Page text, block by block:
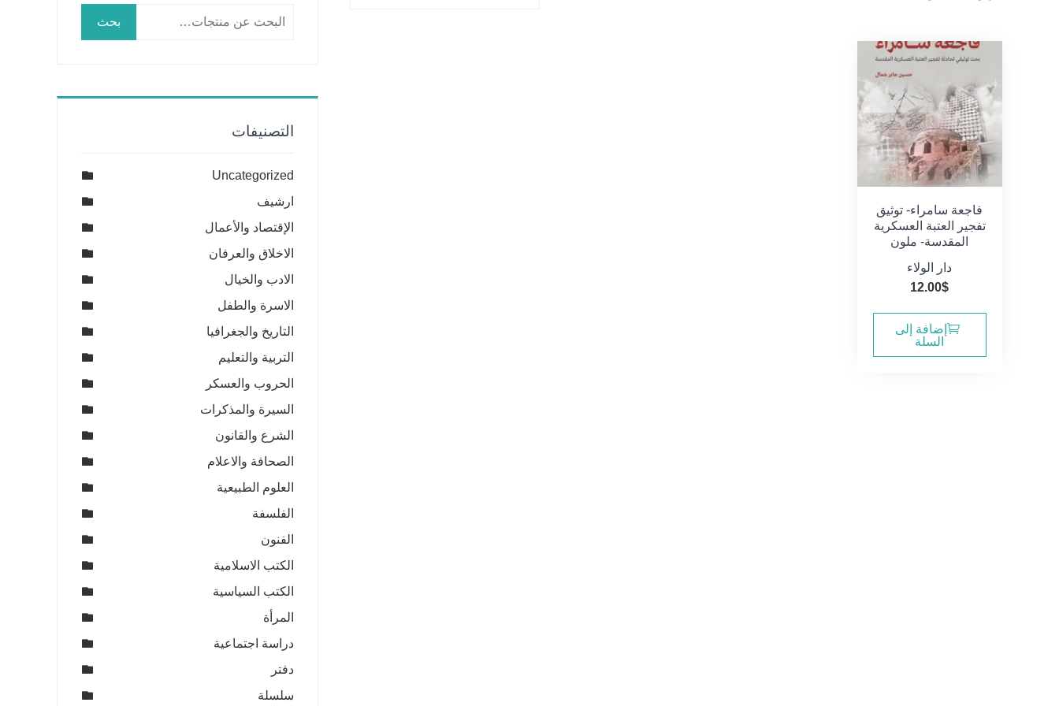
فاجعة سامراء- توثيق
تفجير العتبة العسكرية
المقدسة- ملون
دار الولاء
12.00$
إضافة إلى
السلة
بحث
التصنيفات
Uncategorized
ارشيف
الإقتصاد والأعمال
الاخلاق والعرفان
الادب والخيال
الاسرة والطفل
التاريخ والجغرافيا
التربية والتعليم
الحروب والعسكر
السيرة والمذكرات
الشرع والقانون
الصحافة والاعلام
العلوم الطبيعية
الفلسفة
الفنون
الكتب الاسلامية
الكتب السياسية
المرأة
دراسة اجتماعية
دفتر
سلسلة